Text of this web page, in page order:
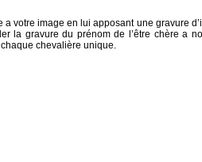
a votre image en lui apposant une gravure
la gravure du prénom de l’être chère a
chevalière unique.